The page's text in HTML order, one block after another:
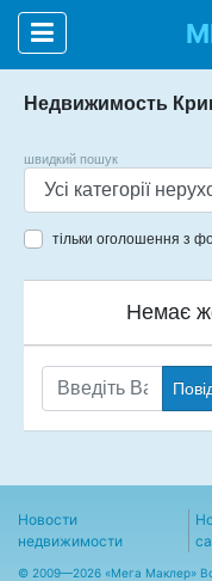
Недвижимость
швидкий пошук
тільки оголошення з
Немає
Новости
недвижимости
© 2009—2026 «Мега Маклер»